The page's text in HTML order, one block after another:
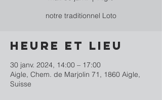
notre traditionnel Loto
Heure et lieu
30 janv. 2024, 14:00 – 17:00
Aigle, Chem. de Marjolin 71, 1860 Aigle,
Suisse